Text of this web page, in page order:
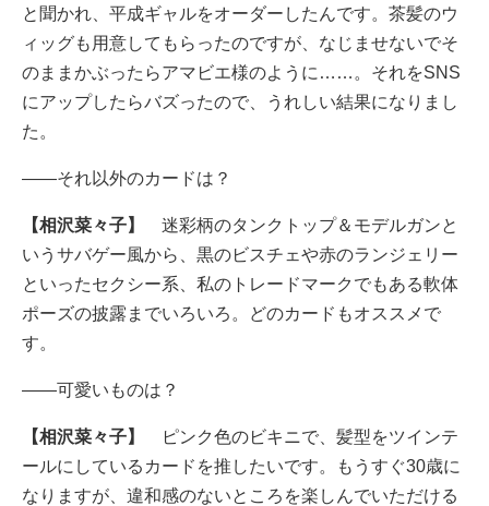
と聞かれ、平成ギャルをオーダーしたんです。茶髪のウ
ィッグも用意してもらったのですが、なじませないでそ
のままかぶったらアマビエ様のように……。それをSNS
にアップしたらバズったので、うれしい結果になりまし
た。
――それ以外のカードは？
【相沢菜々子】
迷彩柄のタンクトップ＆モデルガンと
いうサバゲー風から、黒のビスチェや赤のランジェリー
といったセクシー系、私のトレードマークでもある軟体
ポーズの披露までいろいろ。どのカードもオススメで
す。
――可愛いものは？
【相沢菜々子】
ピンク色のビキニで、髪型をツインテ
ールにしているカードを推したいです。もうすぐ30歳に
なりますが、違和感のないところを楽しんでいただける